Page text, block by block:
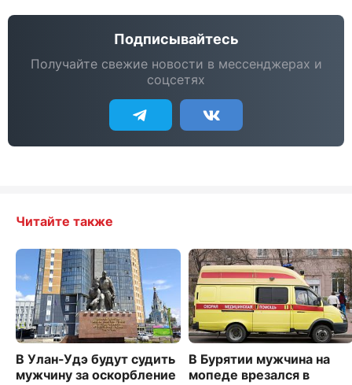
Подписывайтесь
Получайте свежие новости в мессенджерах и
соцсетях
Читайте также
В Улан-Удэ будут судить
мужчину за оскорбление
В Бурятии мужчина на
мопеде врезался в